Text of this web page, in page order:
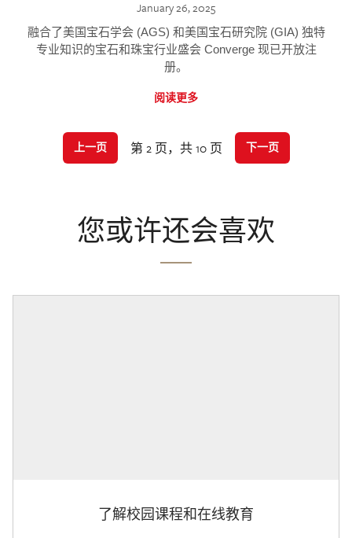
January 26, 2025
融合了美国宝石学会 (AGS) 和美国宝石研究院 (GIA) 独特
专业知识的宝石和珠宝行业盛会 Converge 现已开放注
册。
阅读更多
上一页 第 2 页，共 10 页 下一页
您或许还会喜欢
了解校园课程和在线教育